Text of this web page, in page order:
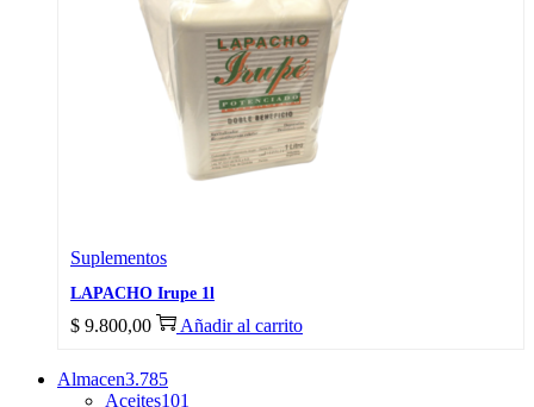
Suplementos
LAPACHO Irupe 1l
$ 9.800,00 Añadir al carrito
Almacen3.785
Aceites101